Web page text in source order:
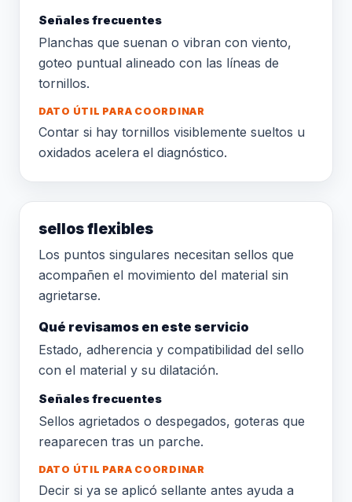
Señales frecuentes
Planchas que suenan o vibran con viento,
goteo puntual alineado con las líneas de
tornillos.
DATO ÚTIL PARA COORDINAR
Contar si hay tornillos visiblemente sueltos u
oxidados acelera el diagnóstico.
sellos flexibles
Los puntos singulares necesitan sellos que
acompañen el movimiento del material sin
agrietarse.
Qué revisamos en este servicio
Estado, adherencia y compatibilidad del sello
con el material y su dilatación.
Señales frecuentes
Sellos agrietados o despegados, goteras que
reaparecen tras un parche.
DATO ÚTIL PARA COORDINAR
Decir si ya se aplicó sellante antes ayuda a